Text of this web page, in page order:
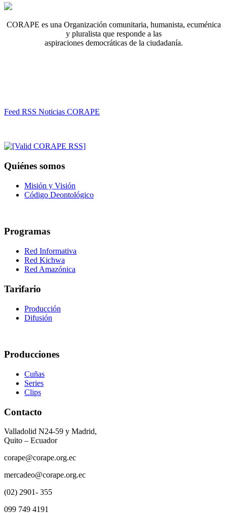
CORAPE es una Organización comunitaria, humanista, ecuménica
y pluralista que responde a las
aspiraciones democráticas de la ciudadanía.
Feed RSS Noticias CORAPE
Quiénes somos
Misión y Visión
Código Deontológico
Programas
Red Informativa
Red Kichwa
Red Amazónica
Tarifario
Producción
Difusión
Producciones
Cuñas
Series
Clips
Contacto
Valladolid N24-59 y Madrid,
Quito – Ecuador
corape@corape.org.ec
mercadeo@corape.org.ec
(02) 2901- 355
099 749 4191